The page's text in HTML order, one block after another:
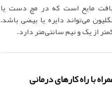
مایع است که در مچ دست یا
می‌تواند دایره یا بیضی باشد،
از یک و نیم سانتی‌متر دارد.
با راه کارهای درمانی